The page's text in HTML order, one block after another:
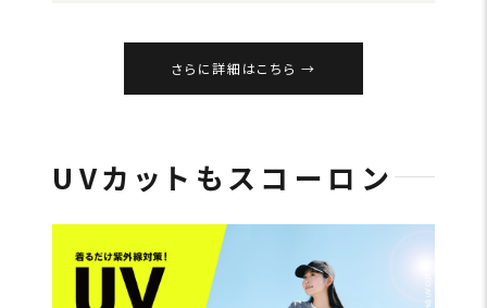
さらに詳細はこちら
UVカットもスコーロン